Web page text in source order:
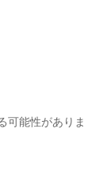
可能性がありま